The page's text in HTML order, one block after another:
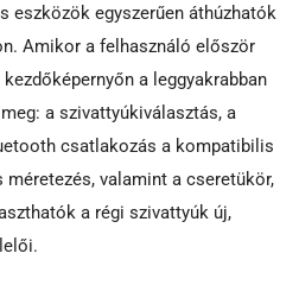
eszközök egyszerűen áthúzhatók
Amikor a felhasználó először
a leggyakrabban
a szivattyúkiválasztás, a
csatlakozás a kompatibilis
valamint a cseretükör,
a régi szivattyúk új,